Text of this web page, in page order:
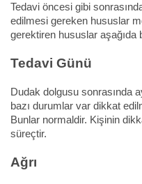
Tedavi öncesi gibi
edilmesi gereken hususlar
gerektiren hususlar aşağıda
Tedavi Günü
Dudak dolgusu sonrasında
bazı durumlar var dikkat
Bunlar normaldir. Kişinin
süreçtir.
Ağrı